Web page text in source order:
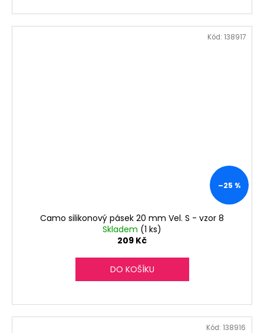
–25 %
Camo silikonový pásek 20 mm Vel. S - vzor 8
Skladem (1 ks)
209 Kč
DO KOŠÍKU
Kód: 138917
Kód: 138916